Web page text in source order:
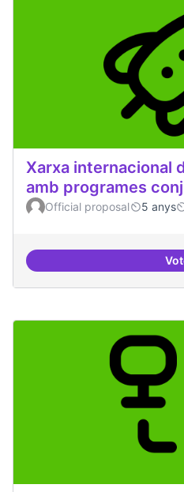
Xarxa internacional
amb programes
Official proposal 5 anys